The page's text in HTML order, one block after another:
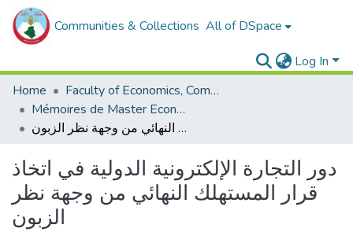
Communities & Collections All of DSpace
Log In
Home
Faculty of Economics, Commercial Sciences and Management Sciences
Mémoires de Master Economie
دور التجارة الإلكترونية الدولية في اتخاذ قرار المستهلك النهائي من وجهة نظر الزبون
دور التجارة الإلكترونية الدولية في اتخاذ
قرار المستهلك النهائي من وجهة نظر
الزبون